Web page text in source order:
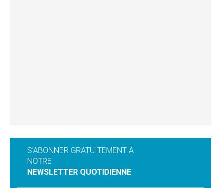
S'ABONNER GRATUITEMENT À
NOTRE
NEWSLETTER QUOTIDIENNE